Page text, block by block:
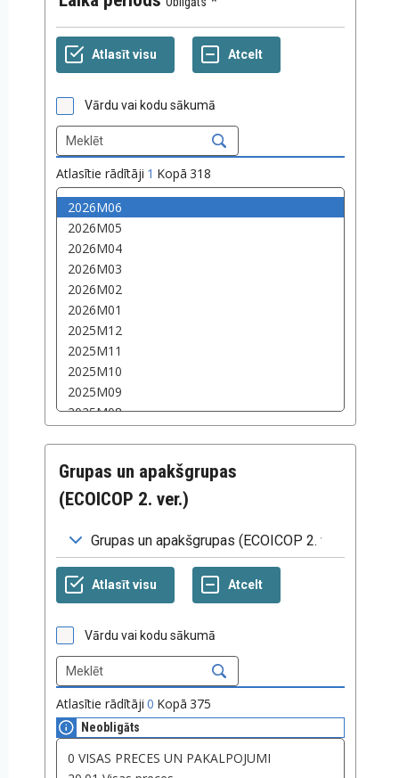
Vārdu vai kodu sākumā
Atlasītie rādītāji 1 Kopā 318
Grupas un apakšgrupas
(ECOICOP 2. ver.)
Vārdu vai kodu sākumā
Atlasītie rādītāji 0 Kopā 375
Neobligāts